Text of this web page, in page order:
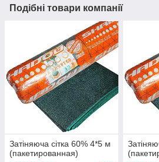
Подібні товари компанії
Затіняюча сітка 60% 4*5 м
(пакетированная)